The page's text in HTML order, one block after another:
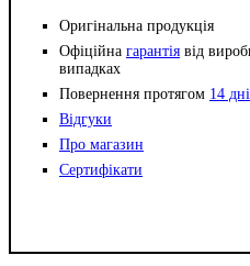
Оригінальна продукція
Офіційна гарантія від
випадках
Повернення протягом 14
Відгуки
Про магазин
Сертифікати